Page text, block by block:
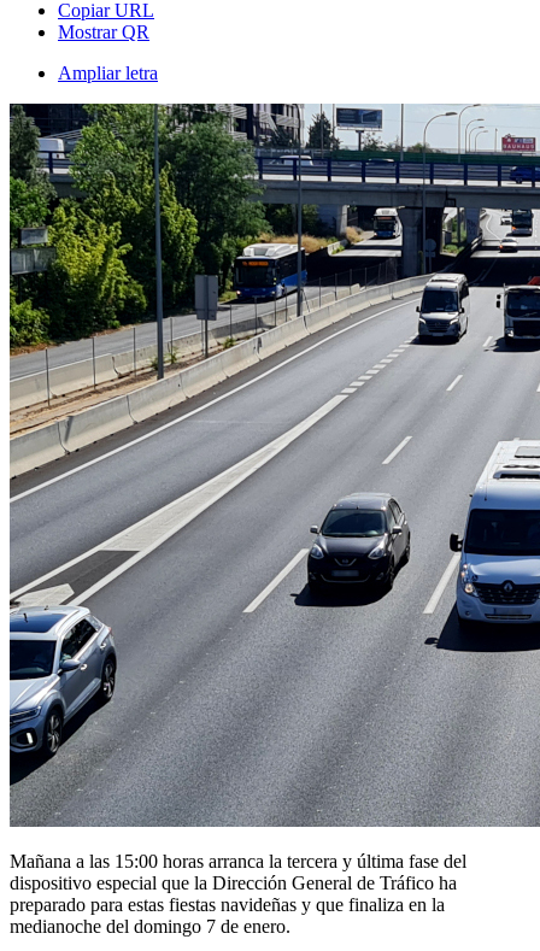
Copiar URL
Mostrar QR
Ampliar letra
Mañana a las 15:00 horas arranca la tercera y última fase del
dispositivo especial que la Dirección General de Tráfico ha
preparado para estas fiestas navideñas y que finaliza en la
medianoche del domingo 7 de enero.